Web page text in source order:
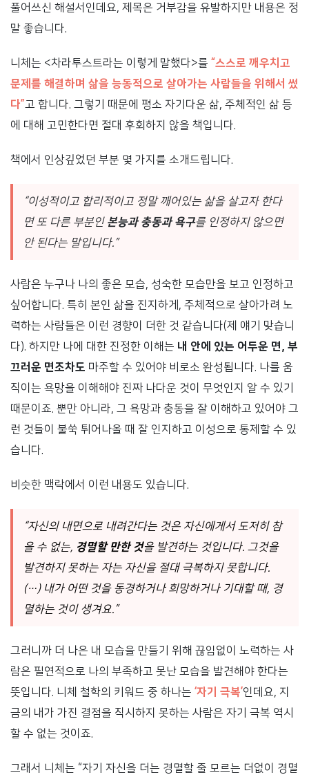
풀어쓰신 해설서인데요, 제목은 거부감을 유발하지만 내용은 정
말 좋습니다.
니체는 <차라투스트라는 이렇게 말했다>를 “스스로 깨우치고
문제를 해결하며 삶을 능동적으로 살아가는 사람들을 위해서 썼
다”고 합니다. 그렇기 때문에 평소 자기다운 삶, 주체적인 삶 등
에 대해 고민한다면 절대 후회하지 않을 책입니다.
책에서 인상깊었던 부분 몇 가지를 소개드립니다.
“이성적이고 합리적이고 정말 깨어있는 삶을 살고자 한다
면 또 다른 부분인 본능과 충동과 욕구를 인정하지 않으면
안 된다는 말입니다.”
사람은 누구나 나의 좋은 모습, 성숙한 모습만을 보고 인정하고
싶어합니다. 특히 본인 삶을 진지하게, 주체적으로 살아가려 노
력하는 사람들은 이런 경향이 더한 것 같습니다(제 얘기 맞습니
다). 하지만 나에 대한 진정한 이해는 내 안에 있는 어두운 면, 부
끄러운 면조차도 마주할 수 있어야 비로소 완성됩니다. 나를 움
직이는 욕망을 이해해야 진짜 나다운 것이 무엇인지 알 수 있기
때문이죠. 뿐만 아니라, 그 욕망과 충동을 잘 이해하고 있어야 그
런 것들이 불쑥 튀어나올 때 잘 인지하고 이성으로 통제할 수 있
습니다.
비슷한 맥락에서 이런 내용도 있습니다.
“자신의 내면으로 내려간다는 것은 자신에게서 도저히 참
을 수 없는, 경멸할 만한 것을 발견하는 것입니다. 그것을
발견하지 못하는 자는 자신을 절대 극복하지 못합니다.
(…) 내가 어떤 것을 동경하거나 희망하거나 기대할 때, 경
멸하는 것이 생겨요.”
그러니까 더 나은 내 모습을 만들기 위해 끊임없이 노력하는 사
람은 필연적으로 나의 부족하고 못난 모습을 발견해야 한다는
뜻입니다. 니체 철학의 키워드 중 하나는 ‘자기 극복’인데요, 지
금의 내가 가진 결점을 직시하지 못하는 사람은 자기 극복 역시
할 수 없는 것이죠.
그래서 니체는 “자기 자신을 더는 경멸할 줄 모르는 더없이 경멸